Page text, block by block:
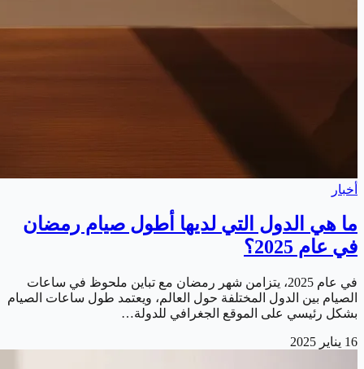
أخبار
ما هي الدول التي لديها أطول صيام رمضان
في عام 2025؟
في عام 2025، يتزامن شهر رمضان مع تباين ملحوظ في ساعات
الصيام بين الدول المختلفة حول العالم، ويعتمد طول ساعات الصيام
بشكل رئيسي على الموقع الجغرافي للدولة…
16 يناير 2025